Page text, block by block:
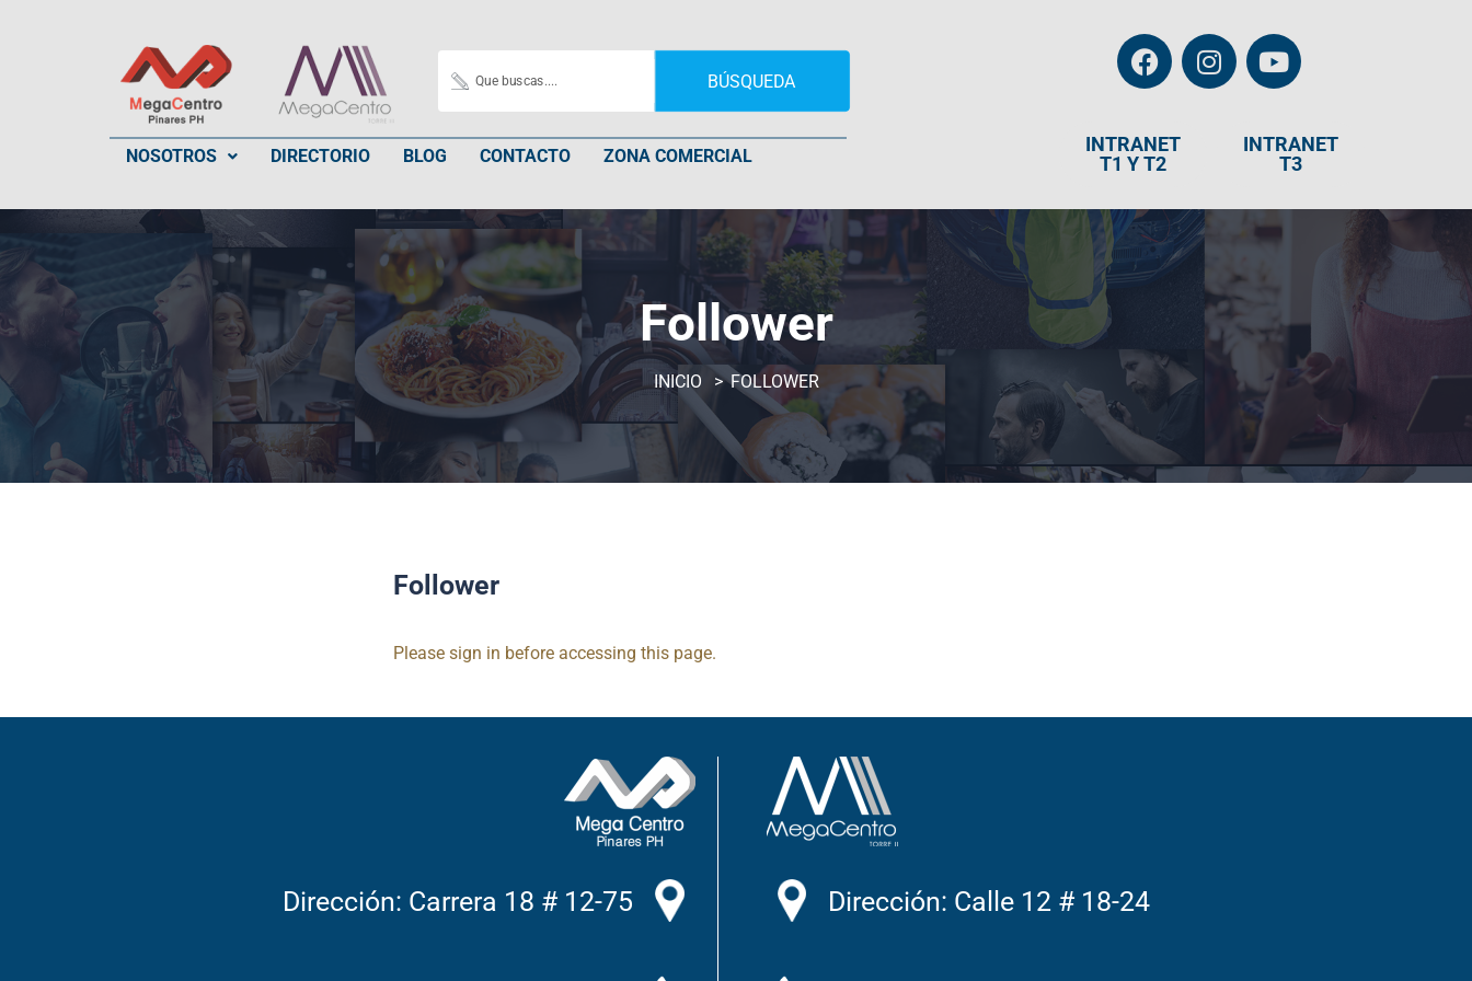
BÚSQUEDA
NOSOTROS DIRECTORIO BLOG CONTACTO ZONA COMERCIAL
INTRANET
T1 Y T2
INTRANET
T3
Follower
INICIO FOLLOWER
Follower
Please sign in before accessing this page.
Dirección: Carrera 18 # 12-75 Dirección: Calle 12 # 18-24